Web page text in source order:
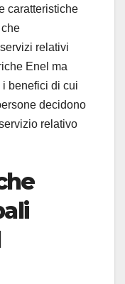
caratteristiche
relativi
Enel ma
benefici di cui
decidono
relativo